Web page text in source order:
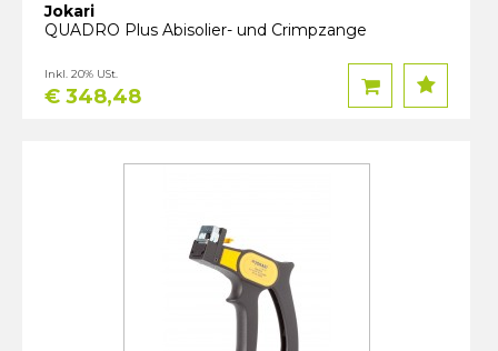
Jokari
QUADRO Plus Abisolier- und Crimpzange
€ 348,48
Inkl. 20% USt.